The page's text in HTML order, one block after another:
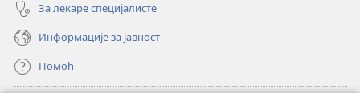
За лекаре специјалисте
Информације за јавност
Помоћ